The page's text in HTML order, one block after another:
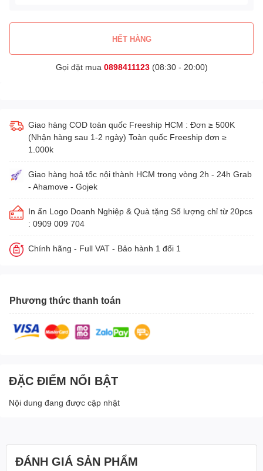
HẾT HÀNG
Gọi đặt mua 0898411123(08:30 - 20:00)
Giao hàng COD toàn quốc Freeship HCM : Đơn ≥ 500K
(Nhận hàng sau 1-2 ngày) Toàn quốc Freeship đơn ≥
1.000k
Giao hàng hoả tốc nội thành HCM trong vòng 2h - 24h Grab
- Ahamove - Gojek
In ấn Logo Doanh Nghiệp & Quà tặng Số lượng chỉ từ 20pcs
: 0909 009 704
Chính hãng - Full VAT - Bảo hành 1 đổi 1
Phương thức thanh toán
ĐẶC ĐIỂM NỔI BẬT
Nội dung đang được cập nhật
ĐÁNH GIÁ SẢN PHẨM